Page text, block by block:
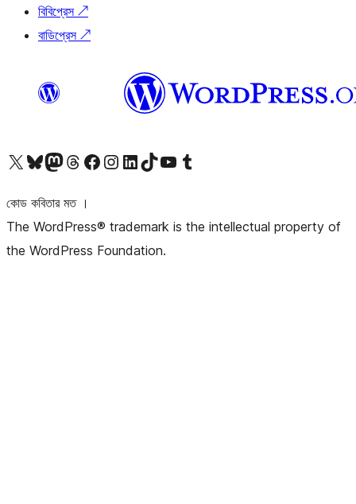
বিবিপ্রেস ↗
বাডিপ্রেস ↗
আমাদের X (আগের টুইটার) অ্যাকাউন্টে যানআমাদের Bluesky অ্যাকাউন্টটি দেখুনআমাদের মাস্টোডন অ্যাকাউন্টটি দেখুনআমাদের থ্রেডস অ্যাকাউন্টটি দেখুনআমাদের ফেসবুক পেজ দেখুনআমাদের ইন্সটাগ্রাম অ্যাকাউন্ট দেখুনআমাদের লিঙ্কডইন অ্যাকাউন্টে যানআমাদের TikTok অ্যাকাউন্টটি দেখুনআমাদের ইউটিউব চ্যানেলে যান আমাদের টাম্বলার অ্যাকাউন্ট দেখুন
কোড কবিতার মত ।
The WordPress® trademark is the intellectual property of
the WordPress Foundation.